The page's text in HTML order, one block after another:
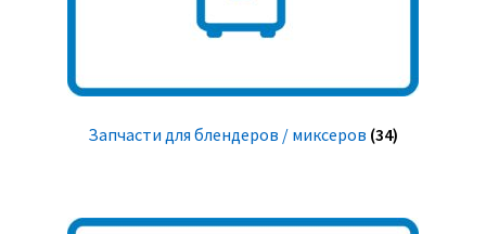
Запчасти для блендеров / миксеров (34)